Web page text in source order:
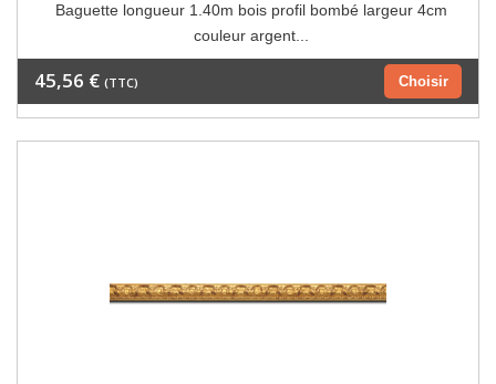
Baguette longueur 1.40m bois profil bombé largeur 4cm
couleur argent...
Choisir
45,56 € (TTC)